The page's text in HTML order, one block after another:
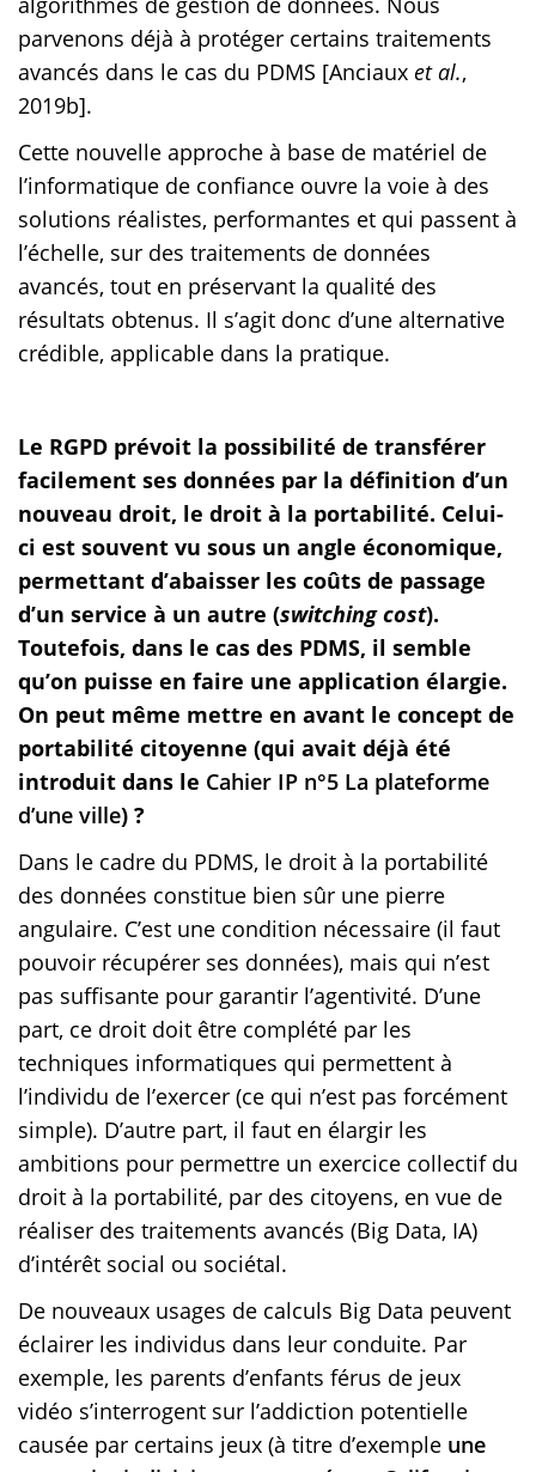
parvenons déjà à protéger certains traitements
avancés dans le cas du PDMS [Anciaux et al.,
2019b].
Cette nouvelle approche à base de matériel de
l’informatique de confiance ouvre la voie à des
solutions réalistes, performantes et qui passent à
l’échelle, sur des traitements de données
avancés, tout en préservant la qualité des
résultats obtenus. Il s’agit donc d’une alternative
crédible, applicable dans la pratique.
Le RGPD prévoit la possibilité de transférer
facilement ses données par la définition d’un
nouveau droit, le droit à la portabilité. Celui-
ci est souvent vu sous un angle économique,
permettant d’abaisser les coûts de passage
d’un service à un autre (switching cost).
Toutefois, dans le cas des PDMS, il semble
qu’on puisse en faire une application élargie.
On peut même mettre en avant le concept de
portabilité citoyenne (qui avait déjà été
introduit dans le Cahier IP n°5 La plateforme
d’une ville) ?
Dans le cadre du PDMS, le droit à la portabilité
des données constitue bien sûr une pierre
angulaire. C’est une condition nécessaire (il faut
pouvoir récupérer ses données), mais qui n’est
pas suffisante pour garantir l’agentivité. D’une
part, ce droit doit être complété par les
techniques informatiques qui permettent à
l’individu de l’exercer (ce qui n’est pas forcément
simple). D’autre part, il faut en élargir les
ambitions pour permettre un exercice collectif du
droit à la portabilité, par des citoyens, en vue de
réaliser des traitements avancés (Big Data, IA)
d’intérêt social ou sociétal.
De nouveaux usages de calculs Big Data peuvent
éclairer les individus dans leur conduite. Par
exemple, les parents d’enfants férus de jeux
vidéo s’interrogent sur l’addiction potentielle
causée par certains jeux (à titre d’exemple une